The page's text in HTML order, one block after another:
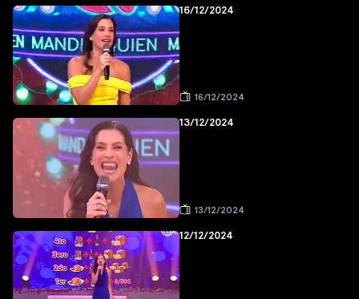
16/12/2024
16/12/2024
13/12/2024
13/12/2024
12/12/2024